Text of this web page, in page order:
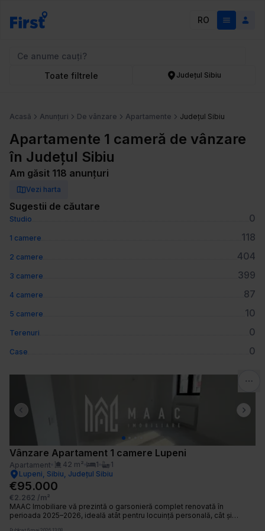
RO
Toate filtrele Județul Sibiu
Acasă Anunțuri De vânzare Apartamente Județul Sibiu
Apartamente 1 cameră de vânzare
în Județul Sibiu
Am găsit 118 anunțuri
Vezi harta
Sugestii de căutare
Studio 0
1 camere 118
2 camere 404
3 camere 399
4 camere 87
5 camere 10
Terenuri 0
Case 0
Previous slide Next
Vânzare Apartament 1 camere Lupeni
Apartament 42 m² 1
1
Lupeni, Sibiu, Județul Sibiu
€95.000
€2.262 /m²
MAAC Imobiliare vă prezintă o garsonieră complet renovată în
perioada 2025–2026, ideală atât pentru locuință personală, cât și